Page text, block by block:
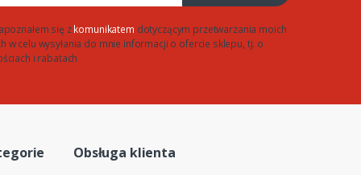
się zkomunikatem dotyczącym przetwarzania moich
w celu wysyłania do mnie informacji o ofercie sklepu, tj. o
i rabatach
Obsługa klienta